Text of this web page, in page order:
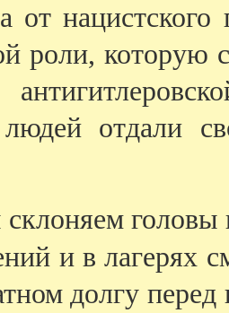
от
роли, которую
отдали
и в лагерях
долгу